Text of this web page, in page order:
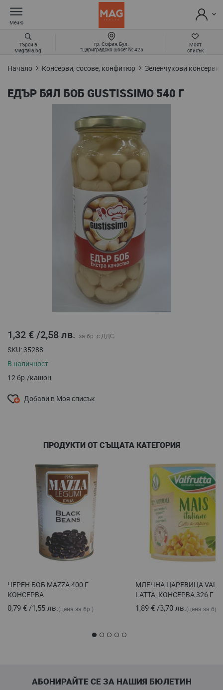
Меню
Търси в
Magitalia.bg
Моят
списък
гр. София, Бул.
“Цариградско шосе“ № 425
Начало Консерви, сосове, конфитюр Зеленчукови консерви
ЕДЪР БЯЛ БОБ GUSTISSIMO 540 Г
началото
на
със
снимки
1,32 €/2,58 лв.
SKU 35288
В наличност
12 бр./кашон
Добави в Моя списък
ПРОДУКТИ ОТ СЪЩАТА КАТЕГОРИЯ
ЧЕРЕН БОБ MAZZA 400 Г
КОНСЕРВА
0,79 € /1,55 лв. (цена за бр.)
МЛЕЧНА ЦАРЕВИЦА
LATTA, КОНСЕРВА 326 Г
1,89 €/3,70 лв. (цена за бр.)
АБОНИРАЙТЕ СЕ ЗА НАШИЯ БЮЛЕТИН